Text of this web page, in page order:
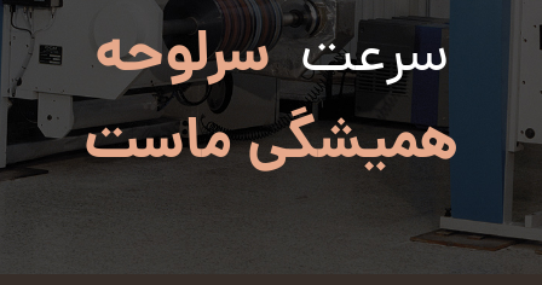
سرعتسرلوحه
همیشگی ماست